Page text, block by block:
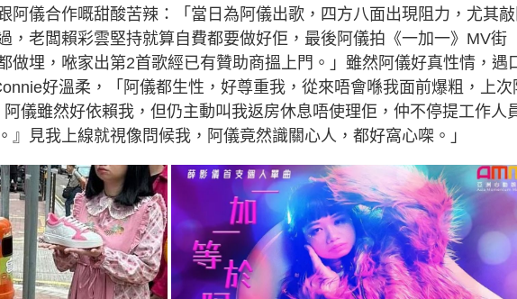
阿儀合作嘅甜酸苦辣：「當日為阿儀出歌，四方八面出現阻力，尤其
，老闆賴彩雲堅持就算自費都要做好佢，最後阿儀拍《一加一》MV街
做埋，𠵱家出第2首歌經已有贊助商搵上門。」雖然阿儀好真性情，遇
好溫柔，「阿儀都生性，好尊重我，從來唔會喺我面前爆粗，上次
儀雖然好依賴我，但仍主動叫我返房休息唔使理佢，仲不停提工作人
』見我上線就視像問候我，阿儀竟然識關心人，都好窩心㗎。」